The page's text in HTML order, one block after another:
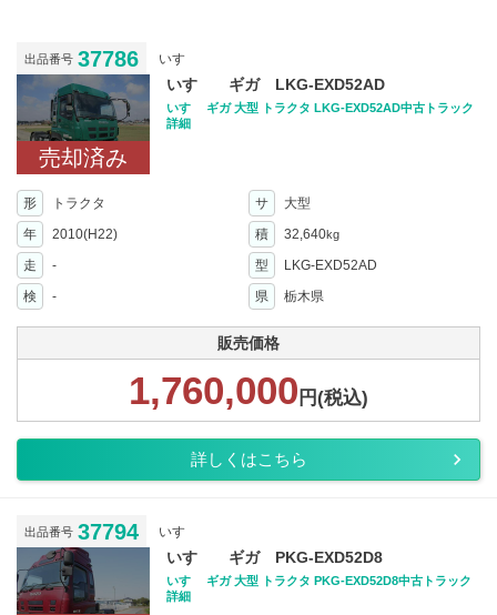
出品番号 37786 いすゞ
売却済み
いすゞ ギガ LKG-EXD52AD
いすゞ ギガ 大型 トラクタ LKG-EXD52AD中古トラック
詳細
形 トラクタ サ
大型
年
2010(H22) 積 32,640kg
走 - 型
LKG-EXD52AD
検
- 県 栃木県
販売価格
1,760,000 円(税込)
詳しくはこちら
出品番号 37794 いすゞ
いすゞ ギガ PKG-EXD52D8
いすゞ ギガ 大型 トラクタ PKG-EXD52D8中古トラック
詳細